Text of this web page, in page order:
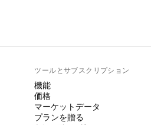
ツールとサブスクリプション
機能
価格
マーケットデータ
プランを贈る